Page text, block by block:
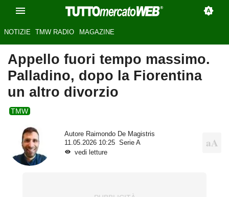
NOTIZIE TMW RADIO MAGAZINE
Appello fuori tempo massimo.
Palladino, dopo la Fiorentina
un altro divorzio
TMW
Autore Raimondo De Magistris
11.05.2026 10:25
Serie A
vedi letture